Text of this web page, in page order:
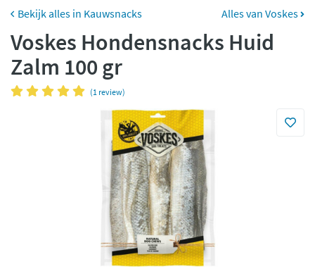
CO2 neutraal
Betaal met Klarna
Kauwsnacks Alles van Voskes
Voskes Hondensnacks Huid
Zalm 100 gr
(1 review)